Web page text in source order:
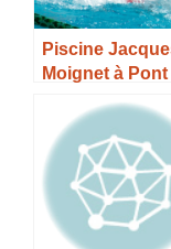
Piscine
Moignet à Pont
Horaires, Tarifs
Infos –